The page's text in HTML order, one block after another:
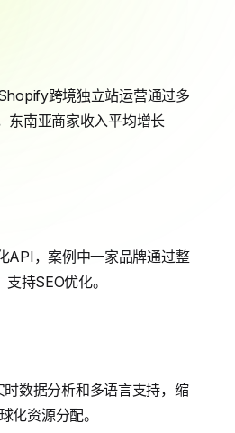
跨境独立站运营通过多
东南亚商家收入平均增长
API，案例中一家品牌通过整
持SEO优化。
数据分析和多语言支持，缩
化资源分配。